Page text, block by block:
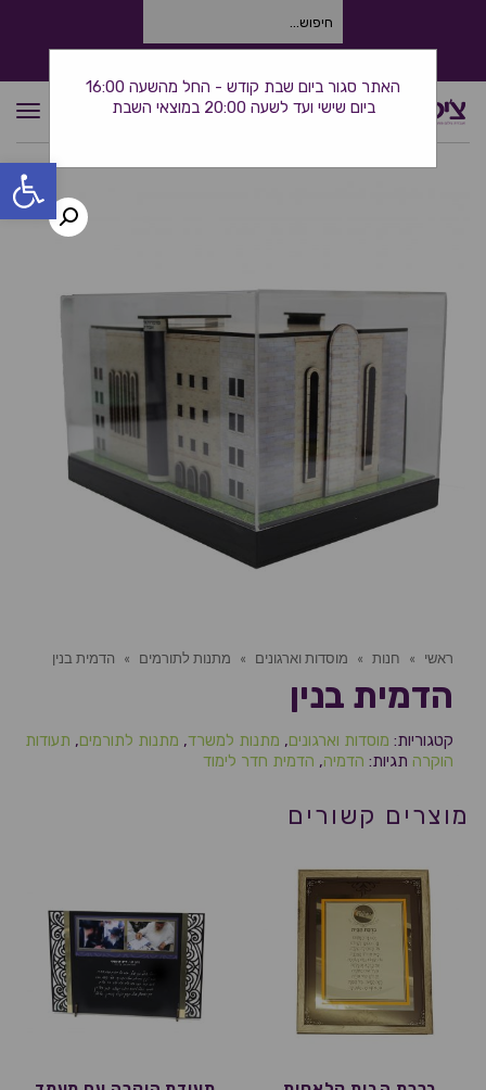
פתח
ראשי » חנות » מוסדות וארגונים » מתנות לתורמים » הדמית בנין
הדמית בנין
קטגוריות: מוסדות וארגונים, מתנות למשרד, מתנות לתורמים, תעודות
הוקרה תגיות: הדמיה, הדמית חדר לימוד
מוצרים קשורים
האתר סגור ביום שבת קודש - החל מהשעה 16:00
ביום שישי ועד לשעה 20:00 במוצאי השבת